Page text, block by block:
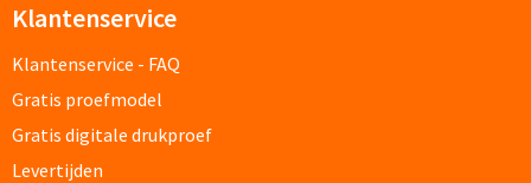
Pennen
Balpennen bedrukken
Houten balpennen bedrukken
Klantenservice
Klantenservice - FAQ
Gratis proefmodel
Gratis digitale drukproef
Levertijden